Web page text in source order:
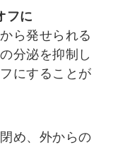
フに
ら発せられる
分泌を抑制し
にすることが
め、外からの